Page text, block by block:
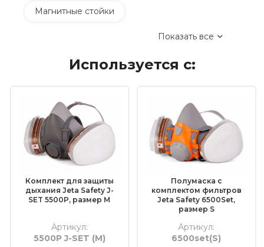
Магнитные стойки
Ручные системы для корончатого сверления
Аккумуляторные сверлильные станки
Сверлильные станки для труб
Сверлильные станки 12-35 мм
Сверлильные станки 80-150 мм
Сверлильные станки FEIN (Файн)
Сверлильные станки Metabo
Показать все
Используется с:
Комплект для защиты
дыхания Jeta Safety J-
SET 5500P, размер M
Артикул:
5500P J-SET (M)
Полумаска с
комплектом фильтров
Jeta Safety 6500Set,
размер S
Артикул:
6500set(S)